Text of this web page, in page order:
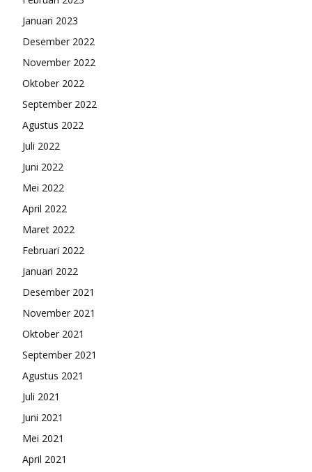
Januari 2023
Desember 2022
November 2022
Oktober 2022
September 2022
Agustus 2022
Juli 2022
Juni 2022
Mei 2022
April 2022
Maret 2022
Februari 2022
Januari 2022
Desember 2021
November 2021
Oktober 2021
September 2021
Agustus 2021
Juli 2021
Juni 2021
Mei 2021
April 2021